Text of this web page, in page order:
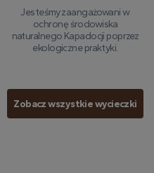
Jesteśmy zaangażowani w
ochronę środowiska
naturalnego Kapadocji poprzez
ekologiczne praktyki.
Zobacz wszystkie wycieczki